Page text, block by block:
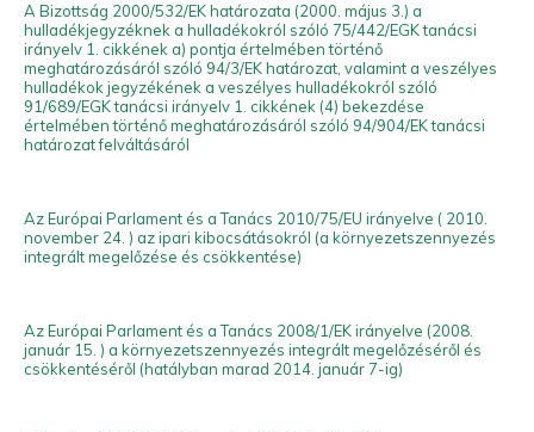
A Bizottság 2000/532/EK határozata (2000. május 3.) a
hulladékjegyzéknek a hulladékokról szóló 75/442/EGK tanácsi
irányelv 1. cikkének a) pontja értelmében történő
meghatározásáról szóló 94/3/EK határozat, valamint a veszélyes
hulladékok jegyzékének a veszélyes hulladékokról szóló
91/689/EGK tanácsi irányelv 1. cikkének (4) bekezdése
értelmében történő meghatározásáról szóló 94/904/EK tanácsi
határozat felváltásáról
Az Európai Parlament és a Tanács 2010/75/EU irányelve ( 2010.
november 24. ) az ipari kibocsátásokról (a környezetszennyezés
integrált megelőzése és csökkentése)
Az Európai Parlament és a Tanács 2008/1/EK irányelve (2008.
január 15. ) a környezetszennyezés integrált megelőzéséről és
csökkentéséről (hatályban marad 2014. január 7-ig)